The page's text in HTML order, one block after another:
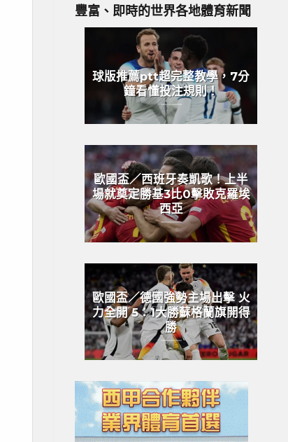
豐富、即時的世界各地體育新聞
球版推薦ptt超完整教學，7分
鐘看懂投注規則！
歐國盃／西班牙奏凱歌！上半
場就奠定勝基3比0擊敗克羅埃
西亞
歐國盃／德國強勢主場出擊 火
力全開 5：1大勝蘇格蘭旗開得
勝